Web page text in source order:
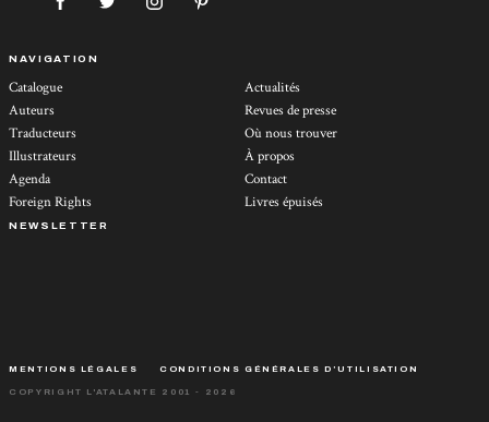
NAVIGATION
Catalogue
Auteurs
Traducteurs
Illustrateurs
Agenda
Foreign Rights
Actualités
Revues de presse
Où nous trouver
À propos
Contact
Livres épuisés
NEWSLETTER
MENTIONS LÉGALES CONDITIONS GÉNÉRALES D’UTILISATION
COPYRIGHT L'ATALANTE 2001 - 2026